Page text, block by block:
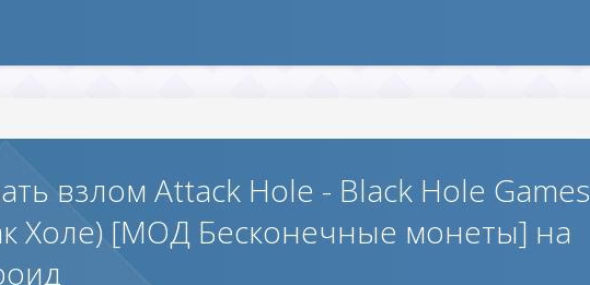
взлом Attack Hole - Black Hole Games
Холе) [МОД Бесконечные монеты] на